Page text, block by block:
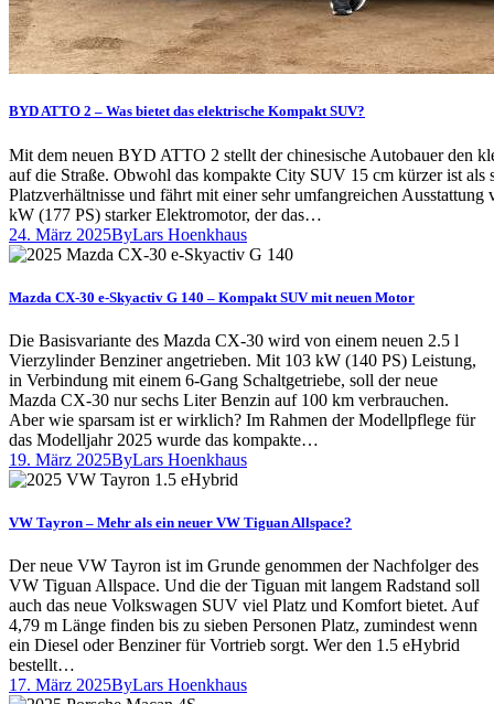
BYD ATTO 2 – Was bietet das elektrische Kompakt SUV?
Mit dem neuen BYD ATTO 2 stellt der chinesische Autobauer den
auf die Straße. Obwohl das kompakte City SUV 15 cm kürzer ist als
Platzverhältnisse und fährt mit einer sehr umfangreichen
kW (177 PS) starker Elektromotor, der das…
24. März 2025ByLars Hoenkhaus
Mazda CX-30 e-Skyactiv G 140 – Kompakt SUV mit neuen Motor
Die Basisvariante des Mazda CX-30 wird von einem neuen 2.5 l
Vierzylinder Benziner angetrieben. Mit 103 kW (140 PS) Leistung,
in Verbindung mit einem 6-Gang Schaltgetriebe, soll der neue
Mazda CX-30 nur sechs Liter Benzin auf 100 km verbrauchen.
Aber wie sparsam ist er wirklich? Im Rahmen der Modellpflege für
das Modelljahr 2025 wurde das kompakte…
19. März 2025ByLars Hoenkhaus
VW Tayron – Mehr als ein neuer VW Tiguan Allspace?
Der neue VW Tayron ist im Grunde genommen der Nachfolger des
VW Tiguan Allspace. Und die der Tiguan mit langem Radstand soll
auch das neue Volkswagen SUV viel Platz und Komfort bietet. Auf
4,79 m Länge finden bis zu sieben Personen Platz, zumindest wenn
ein Diesel oder Benziner für Vortrieb sorgt. Wer den 1.5 eHybrid
bestellt…
17. März 2025ByLars Hoenkhaus